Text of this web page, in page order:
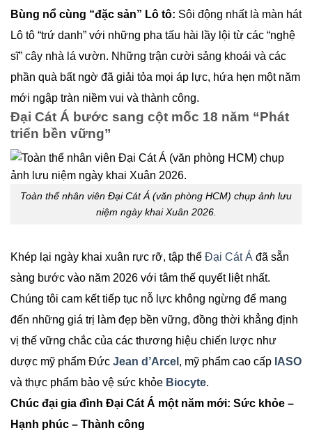
Bùng nổ cùng “đặc sản” Lô tô: Sôi động nhất là màn hát
Lô tô “trứ danh” với những pha tấu hài lầy lội từ các “nghệ
sĩ” cây nhà lá vườn. Những trận cười sảng khoái và các
phần quà bất ngờ đã giải tỏa mọi áp lực, hứa hẹn một năm
mới ngập tràn niềm vui và thành công.
Đại Cát Á bước sang cột mốc 18 năm “Phát
triển bền vững”
Toàn thể nhân viên Đại Cát Á (văn phòng HCM) chụp ảnh lưu
niệm ngày khai Xuân 2026.
Khép lại ngày khai xuân rực rỡ, tập thể Đại Cát Á đã sẵn
sàng bước vào năm 2026 với tâm thế quyết liệt nhất.
Chúng tôi cam kết tiếp tục nỗ lực không ngừng để mang
đến những giá trị làm đẹp bền vững, đồng thời khẳng định
vị thế vững chắc của các thương hiệu chiến lược như
dược mỹ phẩm Đức Jean d’Arcel , mỹ phẩm cao cấp IASO
và thực phẩm bảo vệ sức khỏe Biocyte.
Chúc đại gia đình Đại Cát Á một năm mới: Sức khỏe –
Hạnh phúc – Thành công